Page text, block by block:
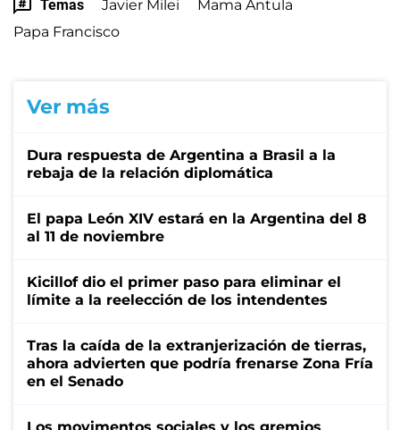
Temas Javier Milei
Mama Antula
Papa Francisco
Ver más
Dura respuesta de Argentina a Brasil a la
rebaja de la relación diplomática
El papa León XIV estará en la Argentina del 8
al 11 de noviembre
Kicillof dio el primer paso para eliminar el
límite a la reelección de los intendentes
Tras la caída de la extranjerización de tierras,
ahora advierten que podría frenarse Zona Fría
en el Senado